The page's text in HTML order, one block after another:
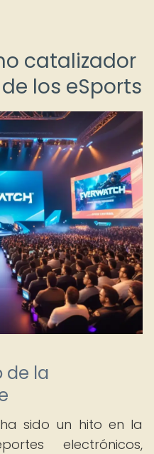
catalizador
los eSports
de la
sido un hito en la
electrónicos,